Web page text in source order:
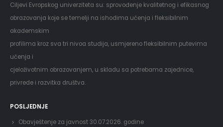
Ciljevi Evropskog univerziteta su: sprovođenje kvalitetnog i efikasnog
obrazovanja koje se temelji na ishodima učenja i fleksibilnim
akademskim
profilima kroz sva tri nivoa studija, usmjereno fleksibilnim putevima
učenja i
cjeloživotnim obrazovanjem, u skladu sa potrebama zajednice,
privrede i razvitka društva.
POSLJEDNJE
Obavještenje za javnost 30.07.2026. godine